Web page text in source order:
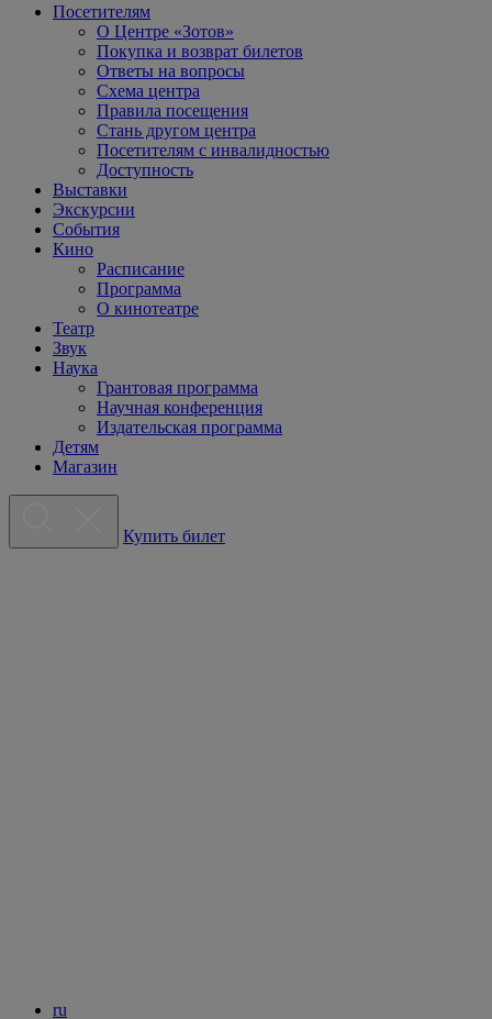
Посетителям
О Центре «Зотов»
Покупка и возврат билетов
Ответы на вопросы
Схема центра
Правила посещения
Стань другом центра
Посетителям с инвалидностью
Доступность
Выставки
Экскурсии
События
Кино
Расписание
Программа
О кинотеатре
Театр
Звук
Наука
Грантовая программа
Научная конференция
Издательская программа
Детям
Магазин
Купить билет
ru